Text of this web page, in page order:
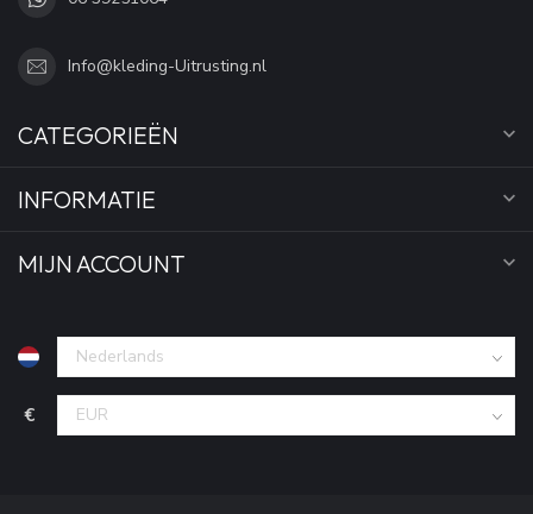
Info@kleding-Uitrusting.nl
CATEGORIEËN
INFORMATIE
MIJN ACCOUNT
€